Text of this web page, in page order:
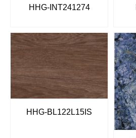
HHG-INT241274
HHG-BL122L15IS